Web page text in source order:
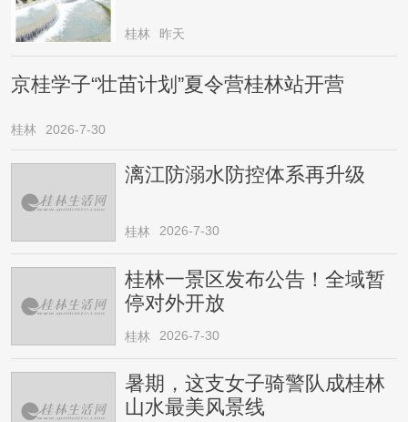
桂林 昨天
京桂学子“壮苗计划”夏令营桂林站开营
桂林 2026-7-30
漓江防溺水防控体系再升级
桂林 2026-7-30
桂林一景区发布公告！全域暂
停对外开放
桂林 2026-7-30
暑期，这支女子骑警队成桂林
山水最美风景线